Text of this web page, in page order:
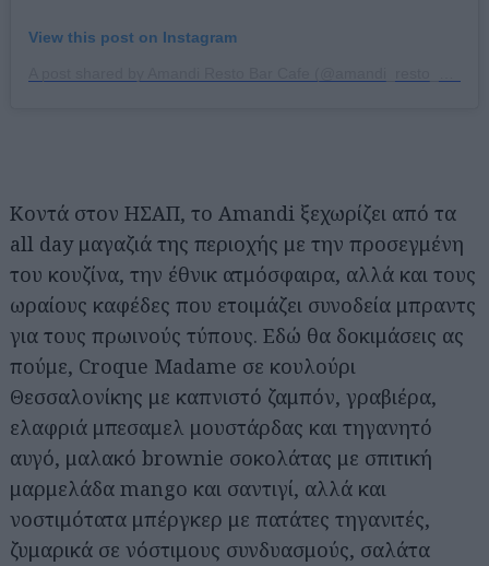
View this post on Instagram
Κοντά στον ΗΣΑΠ, το Amandi ξεχωρίζει από τα
all day μαγαζιά της περιοχής με την προσεγμένη
του κουζίνα, την έθνικ ατμόσφαιρα, αλλά και τους
ωραίους καφέδες που ετοιμάζει συνοδεία μπραντς
για τους πρωινούς τύπους. Εδώ θα δοκιμάσεις ας
πούμε, Croque Madame σε κουλούρι
Θεσσαλονίκης με καπνιστό ζαμπόν, γραβιέρα,
ελαφριά μπεσαμελ μουστάρδας και τηγανητό
αυγό, μαλακό brownie σοκολάτας με σπιτική
μαρμελάδα mango και σαντιγί, αλλά και
νοστιμότατα μπέργκερ με πατάτες τηγανιτές,
ζυμαρικά σε νόστιμους συνδυασμούς, σαλάτα